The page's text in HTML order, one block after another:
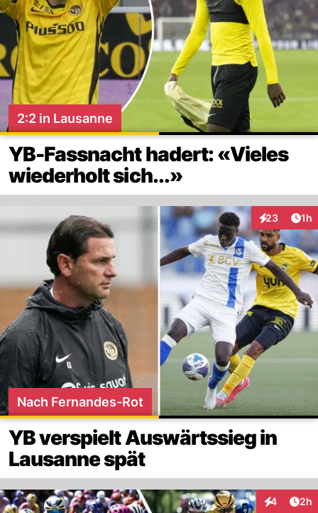
2:2 in Lausanne
YB-Fassnacht hadert: «Vieles
wiederholt sich...»
23
Interaktionen
1h
Nach Fernandes-Rot
YB verspielt Auswärtssieg in
Lausanne spät
4 2h